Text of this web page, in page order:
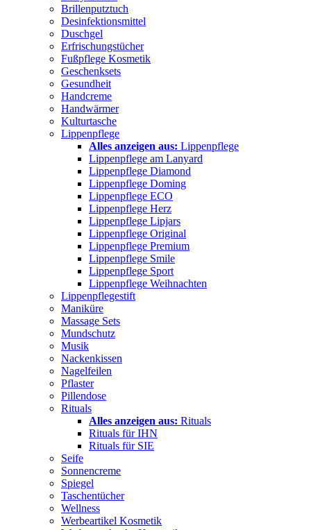
Brillenputztuch
Desinfektionsmittel
Duschgel
Erfrischungstücher
Fußpflege Kosmetik
Geschenksets
Gesundheit
Handcreme
Handwärmer
Kulturtasche
Lippenpflege
Alles anzeigen aus: Lippenpflege
Lippenpflege am Lanyard
Lippenpflege Diamond
Lippenpflege Doming
Lippenpflege ECO
Lippenpflege Herz
Lippenpflege Lipjars
Lippenpflege Original
Lippenpflege Premium
Lippenpflege Smile
Lippenpflege Sport
Lippenpflege Weihnachten
Lippenpflegestift
Maniküre
Massage Sets
Mundschutz
Musik
Nackenkissen
Nagelfeilen
Pflaster
Pillendose
Rituals
Alles anzeigen aus: Rituals
Rituals für IHN
Rituals für SIE
Seife
Sonnencreme
Spiegel
Taschentücher
Wellness
Werbeartikel Kosmetik